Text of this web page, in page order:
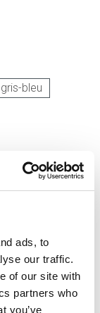
ads, to
our traffic.
of our site with
partners who
you’ve
gris-bleu
AVEC LES